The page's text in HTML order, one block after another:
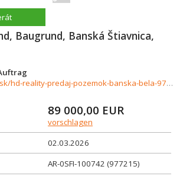
Baugrund, Banská Štiavnica,
http://www.hdreality.sk/hd-reality-predaj-pozemok-banska-bela-977215
89 000,00 EUR
vorschlagen
02.03.2026
AR-0SFI-100742 (977215)